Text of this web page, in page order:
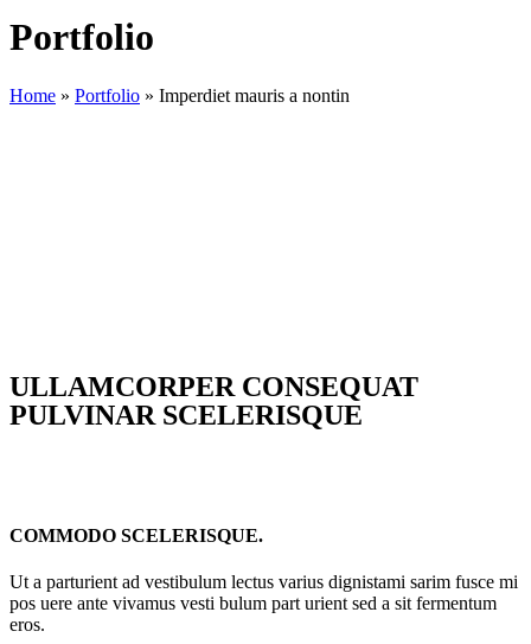
Portfolio
Home » Portfolio » Imperdiet mauris a nontin
ULLAMCORPER CONSEQUAT
PULVINAR SCELERISQUE
COMMODO SCELERISQUE.
Ut a parturient ad vestibulum lectus varius dignistami sarim fusce mi
pos uere ante vivamus vesti bulum part urient sed a sit fermentum
eros.